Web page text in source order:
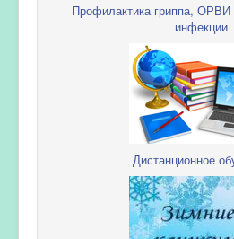
Профилактика гриппа, ОРВИ
инфекции
Дистанционное